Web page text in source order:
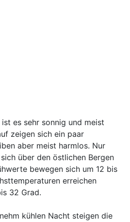
es sehr sonnig und meist
zeigen sich ein paar
aber meist harmlos. Nur
über den östlichen Bergen
bewegen sich um 12 bis
erreichen
32 Grad.
kühlen Nacht steigen die